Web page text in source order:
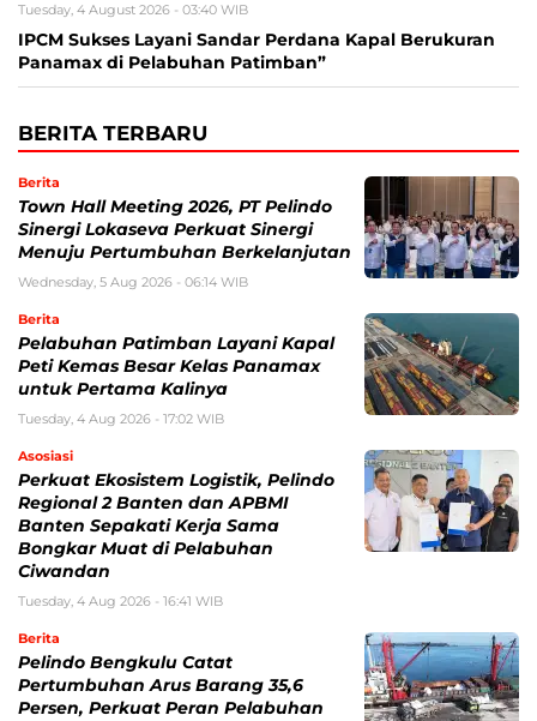
Tuesday, 4 August 2026 - 03:40 WIB
IPCM Sukses Layani Sandar Perdana Kapal Berukuran
Panamax di Pelabuhan Patimban”
BERITA TERBARU
Berita
Town Hall Meeting 2026, PT Pelindo
Sinergi Lokaseva Perkuat Sinergi
Menuju Pertumbuhan Berkelanjutan
Wednesday, 5 Aug 2026 - 06:14 WIB
Berita
Pelabuhan Patimban Layani Kapal
Peti Kemas Besar Kelas Panamax
untuk Pertama Kalinya
Tuesday, 4 Aug 2026 - 17:02 WIB
Asosiasi
Perkuat Ekosistem Logistik, Pelindo
Regional 2 Banten dan APBMI
Banten Sepakati Kerja Sama
Bongkar Muat di Pelabuhan
Ciwandan
Tuesday, 4 Aug 2026 - 16:41 WIB
Berita
Pelindo Bengkulu Catat
Pertumbuhan Arus Barang 35,6
Persen, Perkuat Peran Pelabuhan